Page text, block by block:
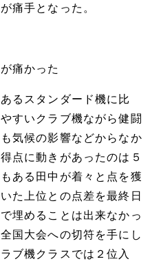
痛手となった。
痛かった
るスタンダード機に比
すいクラブ機ながら健闘
気候の影響などからなか
点に動きがあったのは５
ある田中が着々と点を獲
た上位との点差を最終日
埋めることは出来なかっ
国大会への切符を手にし
ブ機クラスでは２位入